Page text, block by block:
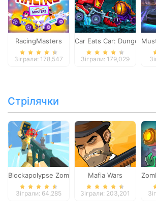
RacingMasters
Зіграли: 178,547
Car Eats Car: Dungeon
Зіграли: 179,029
Стрілячки
Blockapolypse Zombie Shooter
Зіграли: 64,285
Mafia Wars
Зіграли: 203,201